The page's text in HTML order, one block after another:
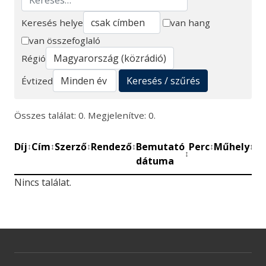
Keresés
Keresés helye
van hang
van összefoglaló
Régió
Évtized
Keresés / szűrés
Összes találat: 0. Megjelenítve: 0.
Díj↕Cím↕Szerző↕Rendező↕Bemutató
dátuma
↕
Perc↕Műhely↕
Nincs találat.